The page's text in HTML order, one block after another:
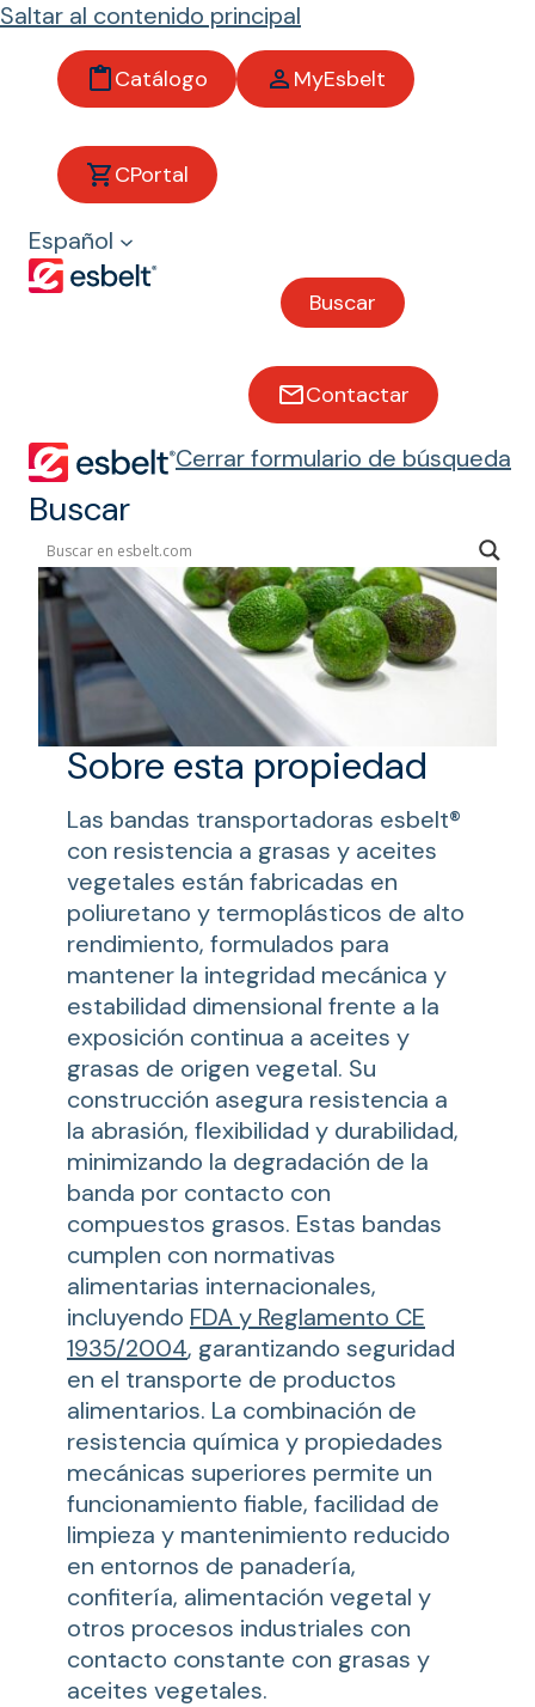
Saltar al contenido principal
Catálogo MyEsbelt
CPortal
Español
Buscar
Contactar
Cerrar formulario de búsqueda
Buscar
Resistencia a
grasas y aceites
vegetales
Bandas transportadoras con
resistencia a grasas y aceites
Sobre esta propiedad
Las bandas transportadoras esbelt®
con resistencia a grasas y aceites
vegetales están fabricadas en
poliuretano y termoplásticos de alto
rendimiento, formulados para
mantener la integridad mecánica y
estabilidad dimensional frente a la
exposición continua a aceites y
grasas de origen vegetal. Su
construcción asegura resistencia a
la abrasión, flexibilidad y durabilidad,
minimizando la degradación de la
banda por contacto con
compuestos grasos. Estas bandas
cumplen con normativas
alimentarias internacionales,
incluyendo FDA y Reglamento CE
1935/2004, garantizando seguridad
en el transporte de productos
alimentarios. La combinación de
resistencia química y propiedades
mecánicas superiores permite un
funcionamiento fiable, facilidad de
limpieza y mantenimiento reducido
en entornos de panadería,
confitería, alimentación vegetal y
otros procesos industriales con
contacto constante con grasas y
aceites vegetales.